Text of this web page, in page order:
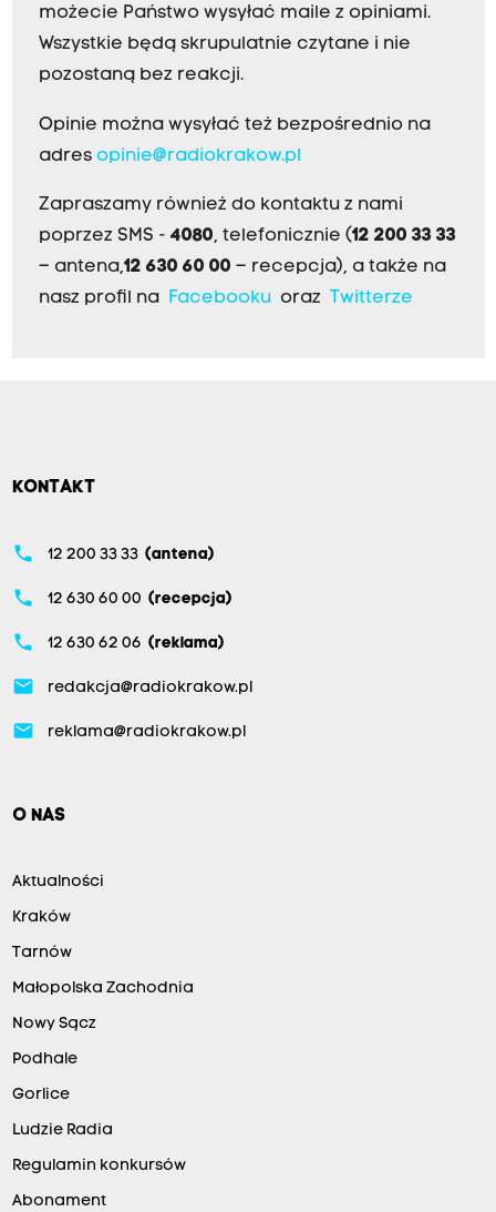
możecie Państwo wysyłać maile z opiniami.
Wszystkie będą skrupulatnie czytane i nie
pozostaną bez reakcji.
Opinie można wysyłać też bezpośrednio na
adres opinie@radiokrakow.pl
Zapraszamy również do kontaktu z nami
poprzez SMS - 4080, telefonicznie (12 200 33 33
– antena,12 630 60 00 – recepcja), a także na
nasz profil na
Facebookuoraz Twitterze
KONTAKT
phone 12 200 33 33 (antena)
phone 12 630 60 00 (recepcja)
phone 12 630 62 06 (reklama)
email redakcja@radiokrakow.pl
email reklama@radiokrakow.pl
O NAS
Aktualności
Kraków
Tarnów
Małopolska Zachodnia
Nowy Sącz
Podhale
Gorlice
Ludzie Radia
Regulamin konkursów
Abonament